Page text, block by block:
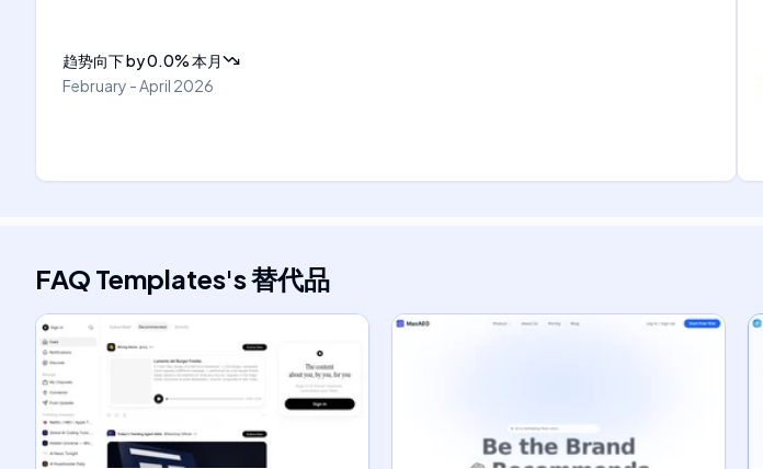
趋势向下by0.0%本月
February - April 2026
FAQ Templates's替代品